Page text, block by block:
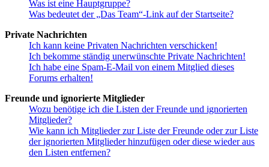
Was ist eine Hauptgruppe?
Was bedeutet der „Das Team“-Link auf der Startseite?
Private Nachrichten
Ich kann keine Privaten Nachrichten verschicken!
Ich bekomme ständig unerwünschte Private Nachrichten!
Ich habe eine Spam-E-Mail von einem Mitglied dieses
Forums erhalten!
Freunde und ignorierte Mitglieder
Wozu benötige ich die Listen der Freunde und ignorierten
Mitglieder?
Wie kann ich Mitglieder zur Liste der Freunde oder zur Liste
der ignorierten Mitglieder hinzufügen oder diese wieder aus
den Listen entfernen?